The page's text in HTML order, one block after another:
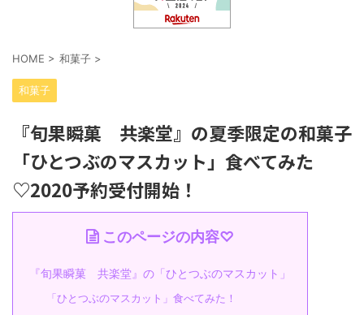
HOME > 和菓子 >
和菓子
『旬果瞬菓 共楽堂』の夏季限定の和菓子
「ひとつぶのマスカット」食べてみた
♡2020予約受付開始！
このページの内容♡
『旬果瞬菓 共楽堂』の「ひとつぶのマスカット」
「ひとつぶのマスカット」食べてみた！